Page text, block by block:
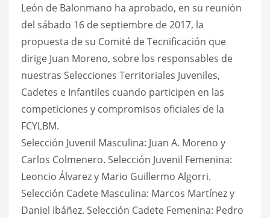
León de Balonmano ha aprobado, en su reunión
del sábado 16 de septiembre de 2017, la
propuesta de su Comité de Tecnificación que
dirige Juan Moreno, sobre los responsables de
nuestras Selecciones Territoriales Juveniles,
Cadetes e Infantiles cuando participen en las
competiciones y compromisos oficiales de la
FCYLBM.
Selección Juvenil Masculina: Juan A. Moreno y
Carlos Colmenero. Selección Juvenil Femenina:
Leoncio Álvarez y Mario Guillermo Algorri.
Selección Cadete Masculina: Marcos Martínez y
Daniel Ibáñez. Selección Cadete Femenina: Pedro